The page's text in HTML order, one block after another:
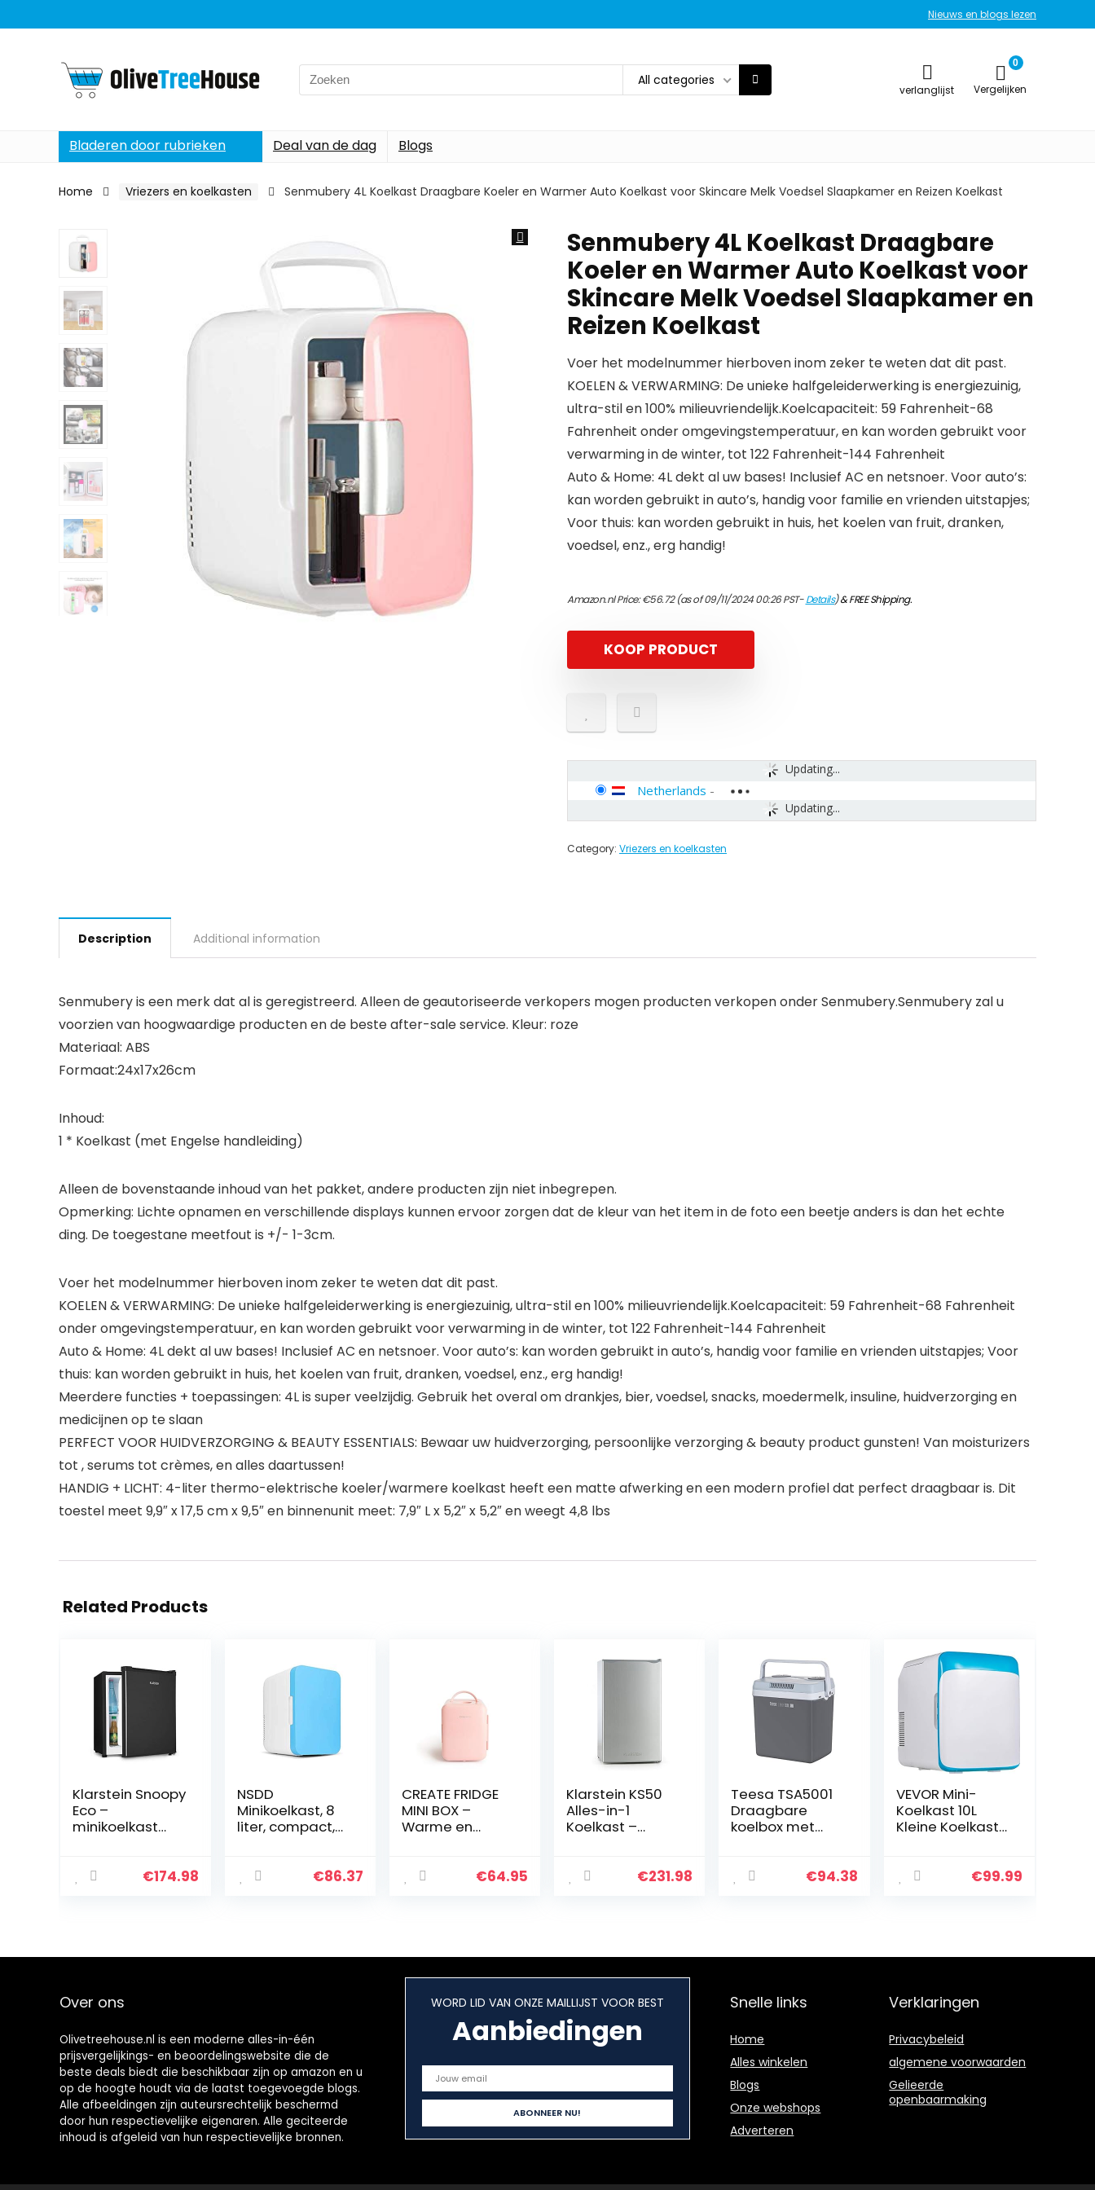
Nieuws en blogs lezen
Search
for:
All categories
verlanglijst
0
Vergelijken
Bladeren door rubrieken Deal van de dag Blogs
Home Vriezers en koelkasten Senmubery 4L Koelkast Draagbare Koeler en Warmer Auto Koelkast voor Skincare Melk Voedsel Slaapkamer en Reizen Koelkast
Senmubery 4L Koelkast Draagbare
Koeler en Warmer Auto Koelkast voor
Skincare Melk Voedsel Slaapkamer en
Reizen Koelkast
Voer het modelnummer hierboven inom zeker te weten dat dit past.
KOELEN & VERWARMING: De unieke halfgeleiderwerking is energiezuinig,
ultra-stil en 100% milieuvriendelijk.Koelcapaciteit: 59 Fahrenheit-68
Fahrenheit onder omgevingstemperatuur, en kan worden gebruikt voor
verwarming in de winter, tot 122 Fahrenheit-144 Fahrenheit
Auto & Home: 4L dekt al uw bases! Inclusief AC en netsnoer. Voor auto’s:
kan worden gebruikt in auto’s, handig voor familie en vrienden uitstapjes;
Voor thuis: kan worden gebruikt in huis, het koelen van fruit, dranken,
voedsel, enz., erg handig!
Amazon.nl Price:€56.72(as of 09/11/2024 00:26 PST-Details)&FREE Shipping.
KOOP PRODUCT
Updating...
Updating...
Netherlands -
Category: Vriezers en koelkasten
Description Additional information
Senmubery is een merk dat al is geregistreerd. Alleen de geautoriseerde verkopers mogen producten verkopen onder Senmubery.Senmubery zal u
voorzien van hoogwaardige producten en de beste after-sale service. Kleur: roze
Materiaal: ABS
Formaat:24x17x26cm
Inhoud:
1 * Koelkast (met Engelse handleiding)
Alleen de bovenstaande inhoud van het pakket, andere producten zijn niet inbegrepen.
Opmerking: Lichte opnamen en verschillende displays kunnen ervoor zorgen dat de kleur van het item in de foto een beetje anders is dan het echte
ding. De toegestane meetfout is +/- 1-3cm.
Voer het modelnummer hierboven inom zeker te weten dat dit past.
KOELEN & VERWARMING: De unieke halfgeleiderwerking is energiezuinig, ultra-stil en 100% milieuvriendelijk.Koelcapaciteit: 59 Fahrenheit-68 Fahrenheit
onder omgevingstemperatuur, en kan worden gebruikt voor verwarming in de winter, tot 122 Fahrenheit-144 Fahrenheit
Auto & Home: 4L dekt al uw bases! Inclusief AC en netsnoer. Voor auto’s: kan worden gebruikt in auto’s, handig voor familie en vrienden uitstapjes; Voor
thuis: kan worden gebruikt in huis, het koelen van fruit, dranken, voedsel, enz., erg handig!
Meerdere functies + toepassingen: 4L is super veelzijdig. Gebruik het overal om drankjes, bier, voedsel, snacks, moedermelk, insuline, huidverzorging en
medicijnen op te slaan
PERFECT VOOR HUIDVERZORGING & BEAUTY ESSENTIALS: Bewaar uw huidverzorging, persoonlijke verzorging & beauty product gunsten! Van moisturizers
tot , serums tot crèmes, en alles daartussen!
HANDIG + LICHT: 4-liter thermo-elektrische koeler/warmere koelkast heeft een matte afwerking en een modern profiel dat perfect draagbaar is. Dit
toestel meet 9,9″ x 17,5 cm x 9,5″ en binnenunit meet: 7,9″ L x 5,2″ x 5,2″ en weegt 4,8 lbs
Related Products
Klarstein Snoopy
Eco –
minikoelkast
liter vriesvak,
€174.98
NSDD
Minikoelkast, 8
liter, compact,
koeling, enkele
€86.37
CREATE FRIDGE
MINI BOX –
Warme en
(Pastelroos)
€64.95
Klarstein KS50
Alles-in-1
Koelkast –
Koelkast 90L, 7L
€231.98
Teesa TSA5001
Draagbare
koelbox met
€94.38
VEVOR Mini-
Koelkast 10L
Kleine Koelkast
Mini Fridge Mini
€99.99
Over ons
Olivetreehouse.nl is een moderne alles-in-één
prijsvergelijkings- en beoordelingswebsite die de
beste deals biedt die beschikbaar zijn op amazon en u
op de hoogte houdt via de laatst toegevoegde blogs.
Alle afbeeldingen zijn auteursrechtelijk beschermd
door hun respectievelijke eigenaren. Alle geciteerde
inhoud is afgeleid van hun respectievelijke bronnen.
WORD LID VAN ONZE MAILLIJST VOOR BEST
Aanbiedingen
Snelle links
Home
Alles winkelen
Blogs
Onze webshops
Adverteren
Verklaringen
Privacybeleid
algemene voorwaarden
Gelieerde
openbaarmaking